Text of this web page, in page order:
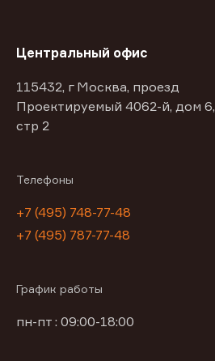
Центральный офис
115432, г Москва, проезд
Проектируемый 4062-й, дом 6,
стр 2
Телефоны
+7 (495) 748-77-48
+7 (495) 787-77-48
График работы
пн-пт : 09:00-18:00